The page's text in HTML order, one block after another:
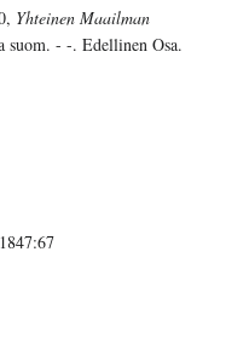
Yhteinen Maailman
suom. - -. Edellinen Osa.